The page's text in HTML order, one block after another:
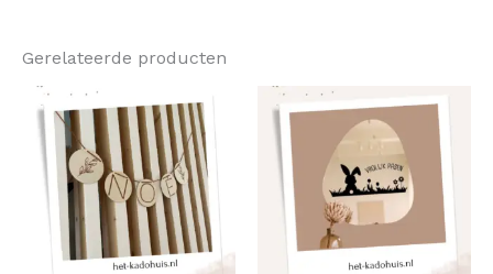
Gerelateerde producten